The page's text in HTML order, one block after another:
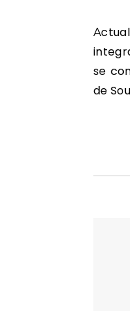
Actualmente existe, em Lisboa, uma livraria absolutamente única no país: uma livraria
se
de